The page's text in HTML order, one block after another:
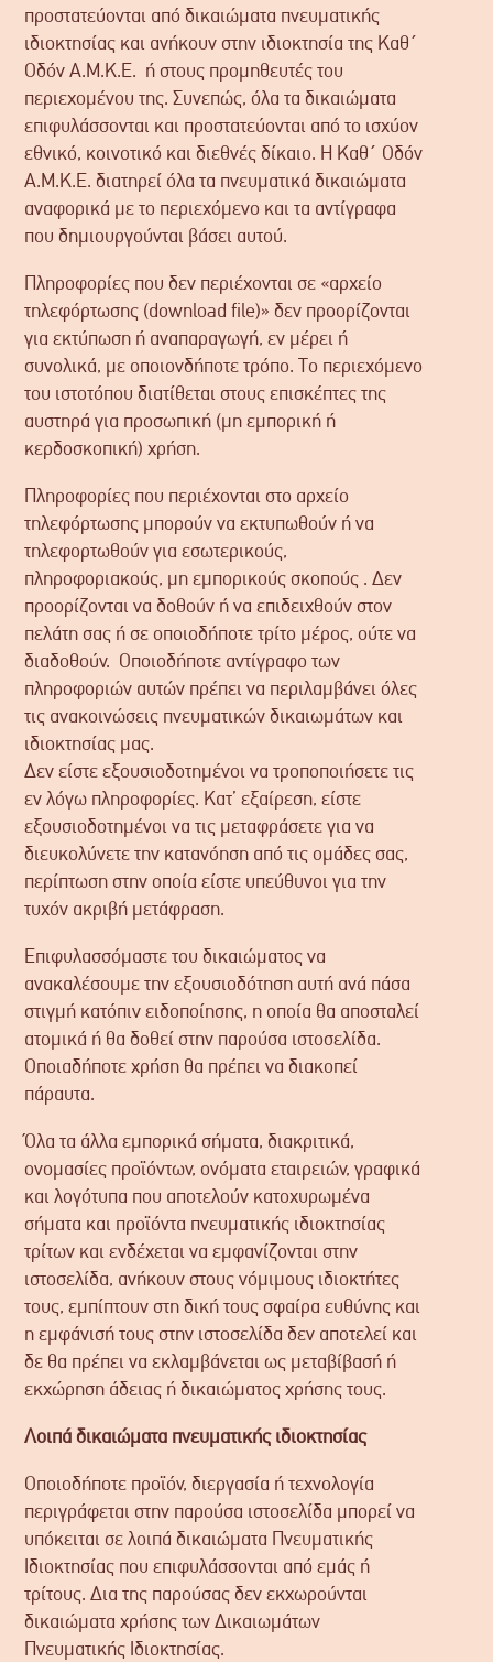
προστατεύονται από δικαιώματα πνευματικής
ιδιοκτησίας και ανήκουν στην ιδιοκτησία της Καθ΄
Οδόν Α.Μ.Κ.Ε. ή στους προμηθευτές του
περιεχομένου της. Συνεπώς, όλα τα δικαιώματα
επιφυλάσσονται και προστατεύονται από το ισχύον
εθνικό, κοινοτικό και διεθνές δίκαιο. Η Καθ΄ Οδόν
Α.Μ.Κ.Ε. διατηρεί όλα τα πνευματικά δικαιώματα
αναφορικά με το περιεχόμενο και τα αντίγραφα
που δημιουργούνται βάσει αυτού.
Πληροφορίες που δεν περιέχονται σε «αρχείο
τηλεφόρτωσης (download file)» δεν προορίζονται
για εκτύπωση ή αναπαραγωγή, εν μέρει ή
συνολικά, με οποιονδήποτε τρόπο. Το περιεχόμενο
του ιστοτόπου διατίθεται στους επισκέπτες της
αυστηρά για προσωπική (μη εμπορική ή
κερδοσκοπική) χρήση.
Πληροφορίες που περιέχονται στο αρχείο
τηλεφόρτωσης μπορούν να εκτυπωθούν ή να
τηλεφορτωθούν για εσωτερικούς,
πληροφοριακούς, μη εμπορικούς σκοπούς . Δεν
προορίζονται να δοθούν ή να επιδειχθούν στον
πελάτη σας ή σε οποιοδήποτε τρίτο μέρος, ούτε να
διαδοθούν. Οποιοδήποτε αντίγραφο των
πληροφοριών αυτών πρέπει να περιλαμβάνει όλες
τις ανακοινώσεις πνευματικών δικαιωμάτων και
ιδιοκτησίας μας.
Δεν είστε εξουσιοδοτημένοι να τροποποιήσετε τις
εν λόγω πληροφορίες. Κατ’ εξαίρεση, είστε
εξουσιοδοτημένοι να τις μεταφράσετε για να
διευκολύνετε την κατανόηση από τις ομάδες σας,
περίπτωση στην οποία είστε υπεύθυνοι για την
τυχόν ακριβή μετάφραση.
Επιφυλασσόμαστε του δικαιώματος να
ανακαλέσουμε την εξουσιοδότηση αυτή ανά πάσα
στιγμή κατόπιν ειδοποίησης, η οποία θα αποσταλεί
ατομικά ή θα δοθεί στην παρούσα ιστοσελίδα.
Οποιαδήποτε χρήση θα πρέπει να διακοπεί
πάραυτα.
Όλα τα άλλα εμπορικά σήματα, διακριτικά,
ονομασίες προϊόντων, ονόματα εταιρειών, γραφικά
και λογότυπα που αποτελούν κατοχυρωμένα
σήματα και προϊόντα πνευματικής ιδιοκτησίας
τρίτων και ενδέχεται να εμφανίζονται στην
ιστοσελίδα, ανήκουν στους νόμιμους ιδιοκτήτες
τους, εμπίπτουν στη δική τους σφαίρα ευθύνης και
η εμφάνισή τους στην ιστοσελίδα δεν αποτελεί και
δε θα πρέπει να εκλαμβάνεται ως μεταβίβασή ή
εκχώρηση άδειας ή δικαιώματος χρήσης τους.
Λοιπά δικαιώματα πνευματικής ιδιοκτησίας
Οποιοδήποτε προϊόν, διεργασία ή τεχνολογία
περιγράφεται στην παρούσα ιστοσελίδα μπορεί να
υπόκειται σε λοιπά δικαιώματα Πνευματικής
Ιδιοκτησίας που επιφυλάσσονται από εμάς ή
τρίτους. Δια της παρούσας δεν εκχωρούνται
δικαιώματα χρήσης των Δικαιωμάτων
Πνευματικής Ιδιοκτησίας.